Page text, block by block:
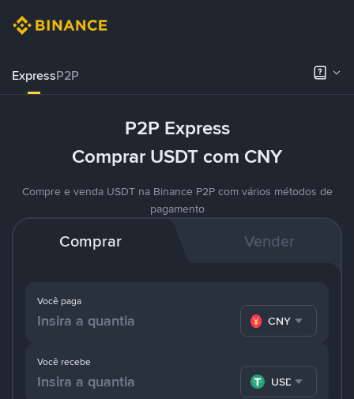
ExpressP2P
P2P Express
Comprar USDT com CNY
Compre e venda USDT na Binance P2P com vários métodos de
pagamento
Comprar Vender
Você paga
CNY
Você recebe
USDT